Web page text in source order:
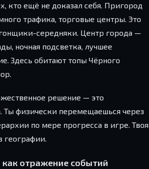
кто ещё не доказал себя. Пригород
трафика, торговые центры. Это
середняки. Центр города —
ночная подсветка, лучшее
Здесь обитают топы Чёрного
решение — это
Ты физически перемещаешься через
по мере прогресса в игре. Твоя
географии.
отражение событий